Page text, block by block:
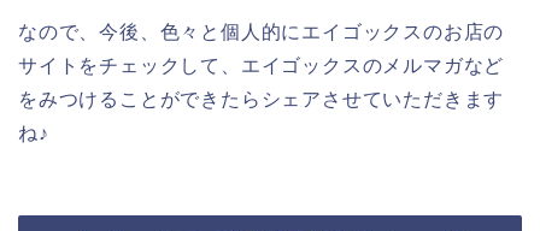
なので、今後、色々と個人的にエイゴックスのお店の
サイトをチェックして、エイゴックスのメルマガなど
をみつけることができたらシェアさせていただきます
ね♪